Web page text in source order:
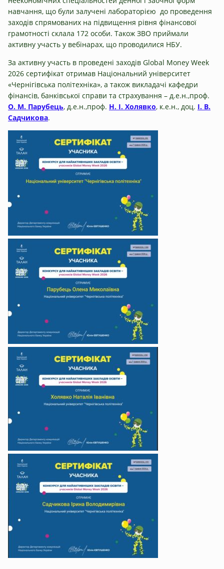
навчання, що були залучені лабораторією до проведення
заходів спрямованих на підвищення рівня фінансової
грамотності склала 172 особи. Також ЗВО приймали
активну участь у вебінарах, що проводилися НБУ.
За активну участь в проведені заходів Global Money Week
2026 сертифікат отримав Національний університет
«Чернігівська політехніка», а також викладачі кафедри
фінансів, банківської справи та страхування – д.е.н.,проф.
О. М. Парубець, д.е.н.,проф. Н. І. Холявко, к.е.н., доц. І. В.
Садчикова.